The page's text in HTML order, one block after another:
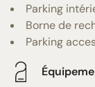
Parking
Borne de
Parking